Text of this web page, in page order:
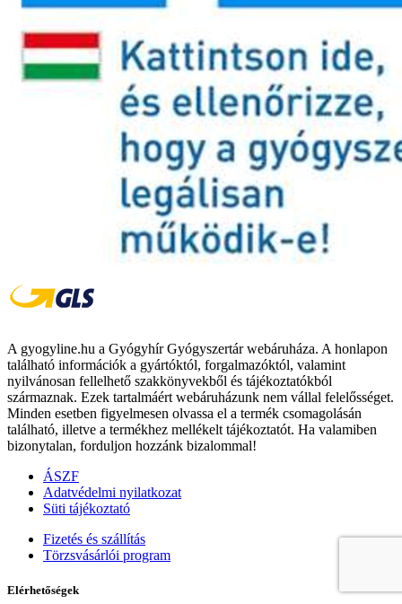
A gyogyline.hu a Gyógyhír Gyógyszertár webáruháza. A honlapon
található információk a gyártóktól, forgalmazóktól, valamint
nyilvánosan fellelhető szakkönyvekből és tájékoztatókból
származnak. Ezek tartalmáért webáruházunk nem vállal felelősséget.
Minden esetben figyelmesen olvassa el a termék csomagolásán
található, illetve a termékhez mellékelt tájékoztatót. Ha valamiben
bizonytalan, forduljon hozzánk bizalommal!
ÁSZF
Adatvédelmi nyilatkozat
Süti tájékoztató
Fizetés és szállítás
Törzsvásárlói program
Elérhetőségek